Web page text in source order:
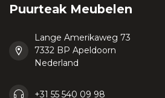
Puurteak Meubelen
Lange Amerikaweg 73
7332 BP Apeldoorn
Nederland
+31 55 540 09 98